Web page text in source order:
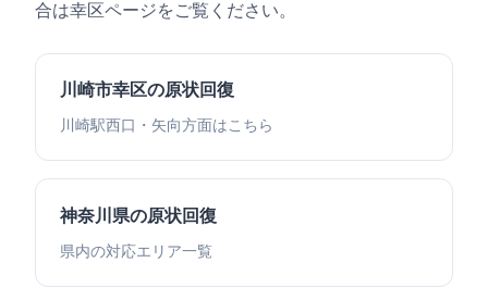
合は幸区ページをご覧ください。
川崎市幸区の原状回復
川崎駅西口・矢向方面はこちら
神奈川県の原状回復
県内の対応エリア一覧